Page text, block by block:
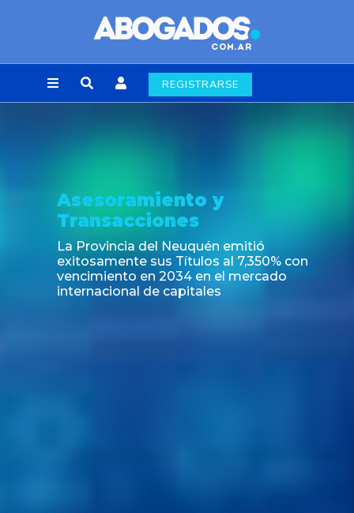
REGISTRARSE
Asesoramiento y
Transacciones
La Provincia del Neuquén emitió
exitosamente sus Títulos al 7,350% con
vencimiento en 2034 en el mercado
internacional de capitales